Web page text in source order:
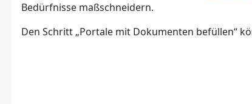
Bedürfnisse maßschneidern.
Den Schritt „Portale mit Dokumenten befüllen“